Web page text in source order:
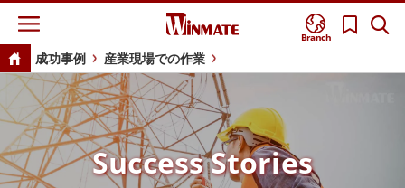
Branch
成功事例 産業現場での作業
Success Stories